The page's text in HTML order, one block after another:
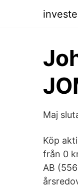
Maj
Köp
från 0
AB